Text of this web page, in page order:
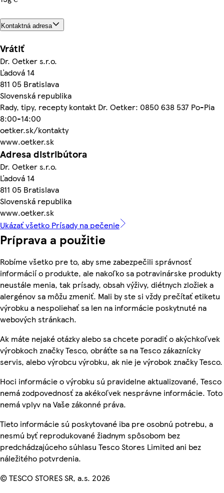
Kontaktná adresa
Vrátiť
Dr. Oetker s.r.o.
Ľadová 14
811 05 Bratislava
Slovenská republika
Rady, tipy, recepty kontakt Dr. Oetker: 0850 638 537 Po-Pia
8:00-14:00
oetker.sk/kontakty
www.oetker.sk
Adresa distribútora
Dr. Oetker s.r.o.
Ľadová 14
811 05 Bratislava
Slovenská republika
www.oetker.sk
Ukázať všetko Prísady na pečenie
Príprava a použitie
Robíme všetko pre to, aby sme zabezpečili správnosť
informácií o produkte, ale nakoľko sa potravinárske produkty
neustále menia, tak prísady, obsah výživy, diétnych zložiek a
alergénov sa môžu zmeniť. Mali by ste si vždy prečítať etiketu
výrobku a nespoliehať sa len na informácie poskytnuté na
webových stránkach.
Ak máte nejaké otázky alebo sa chcete poradiť o akýchkoľvek
výrobkoch značky Tesco, obráťte sa na Tesco zákaznícky
servis, alebo výrobcu výrobku, ak nie je výrobok značky Tesco.
Hoci informácie o výrobku sú pravidelne aktualizované, Tesco
nemá zodpovednosť za akékoľvek nesprávne informácie. Toto
nemá vplyv na Vaše zákonné práva.
Tieto informácie sú poskytované iba pre osobnú potrebu, a
nesmú byť reprodukované žiadnym spôsobom bez
predchádzajúceho súhlasu Tesco Stores Limited ani bez
náležitého potvrdenia.
© TESCO STORES SR, a.s. 2026